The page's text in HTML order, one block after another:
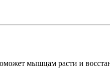
мышцам расти и